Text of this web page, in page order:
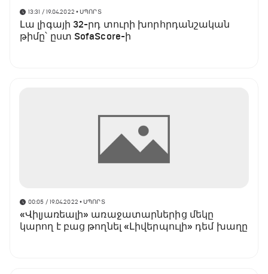
13:31 / 19.04.2022 • ՍՊՈՐՏ
Լա լիգայի 32-րդ տուրի խորհրդանշական
թիմը՝ ըստ SofaScore-ի
00:05 / 19.04.2022 • ՍՊՈՐՏ
«Վիլյառեալի» առաջատարներից մեկը
կարող է բաց թողնել «Լիվերպուլի» դեմ խաղը